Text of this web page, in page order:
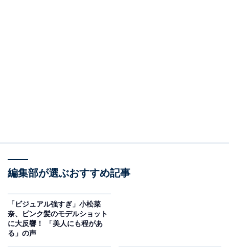
編集部が選ぶおすすめ記事
「ビジュアル強すぎ」小松菜
奈、ピンク髪のモデルショット
に大反響！ 「美人にも程があ
る」の声